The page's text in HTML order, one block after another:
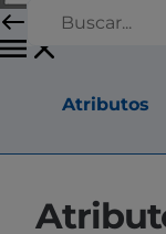
El mastín es
Atributos